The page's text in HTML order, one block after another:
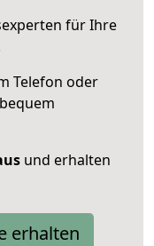
für Ihre
Telefon oder
und erhalten
erhalten